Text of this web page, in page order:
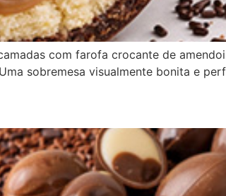
com farofa crocante de
sobremesa visualmente bonita e